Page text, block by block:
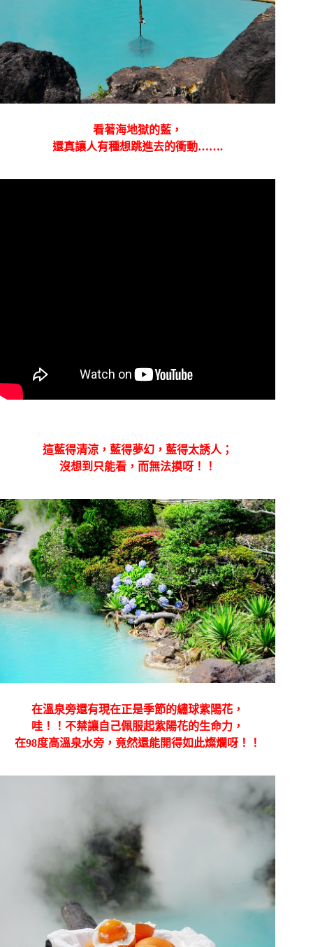
看著海地獄的藍，
還真讓人有種想跳進去的衝動…….
這藍得清涼，藍得夢幻，藍得太誘人；
沒想到只能看，而無法摸呀！！
在溫泉旁還有現在正是季節的繡球紫陽花，
哇！！不禁讓自己佩服起紫陽花的生命力，
在98度高溫泉水旁，竟然還能開得如此燦爛呀！！